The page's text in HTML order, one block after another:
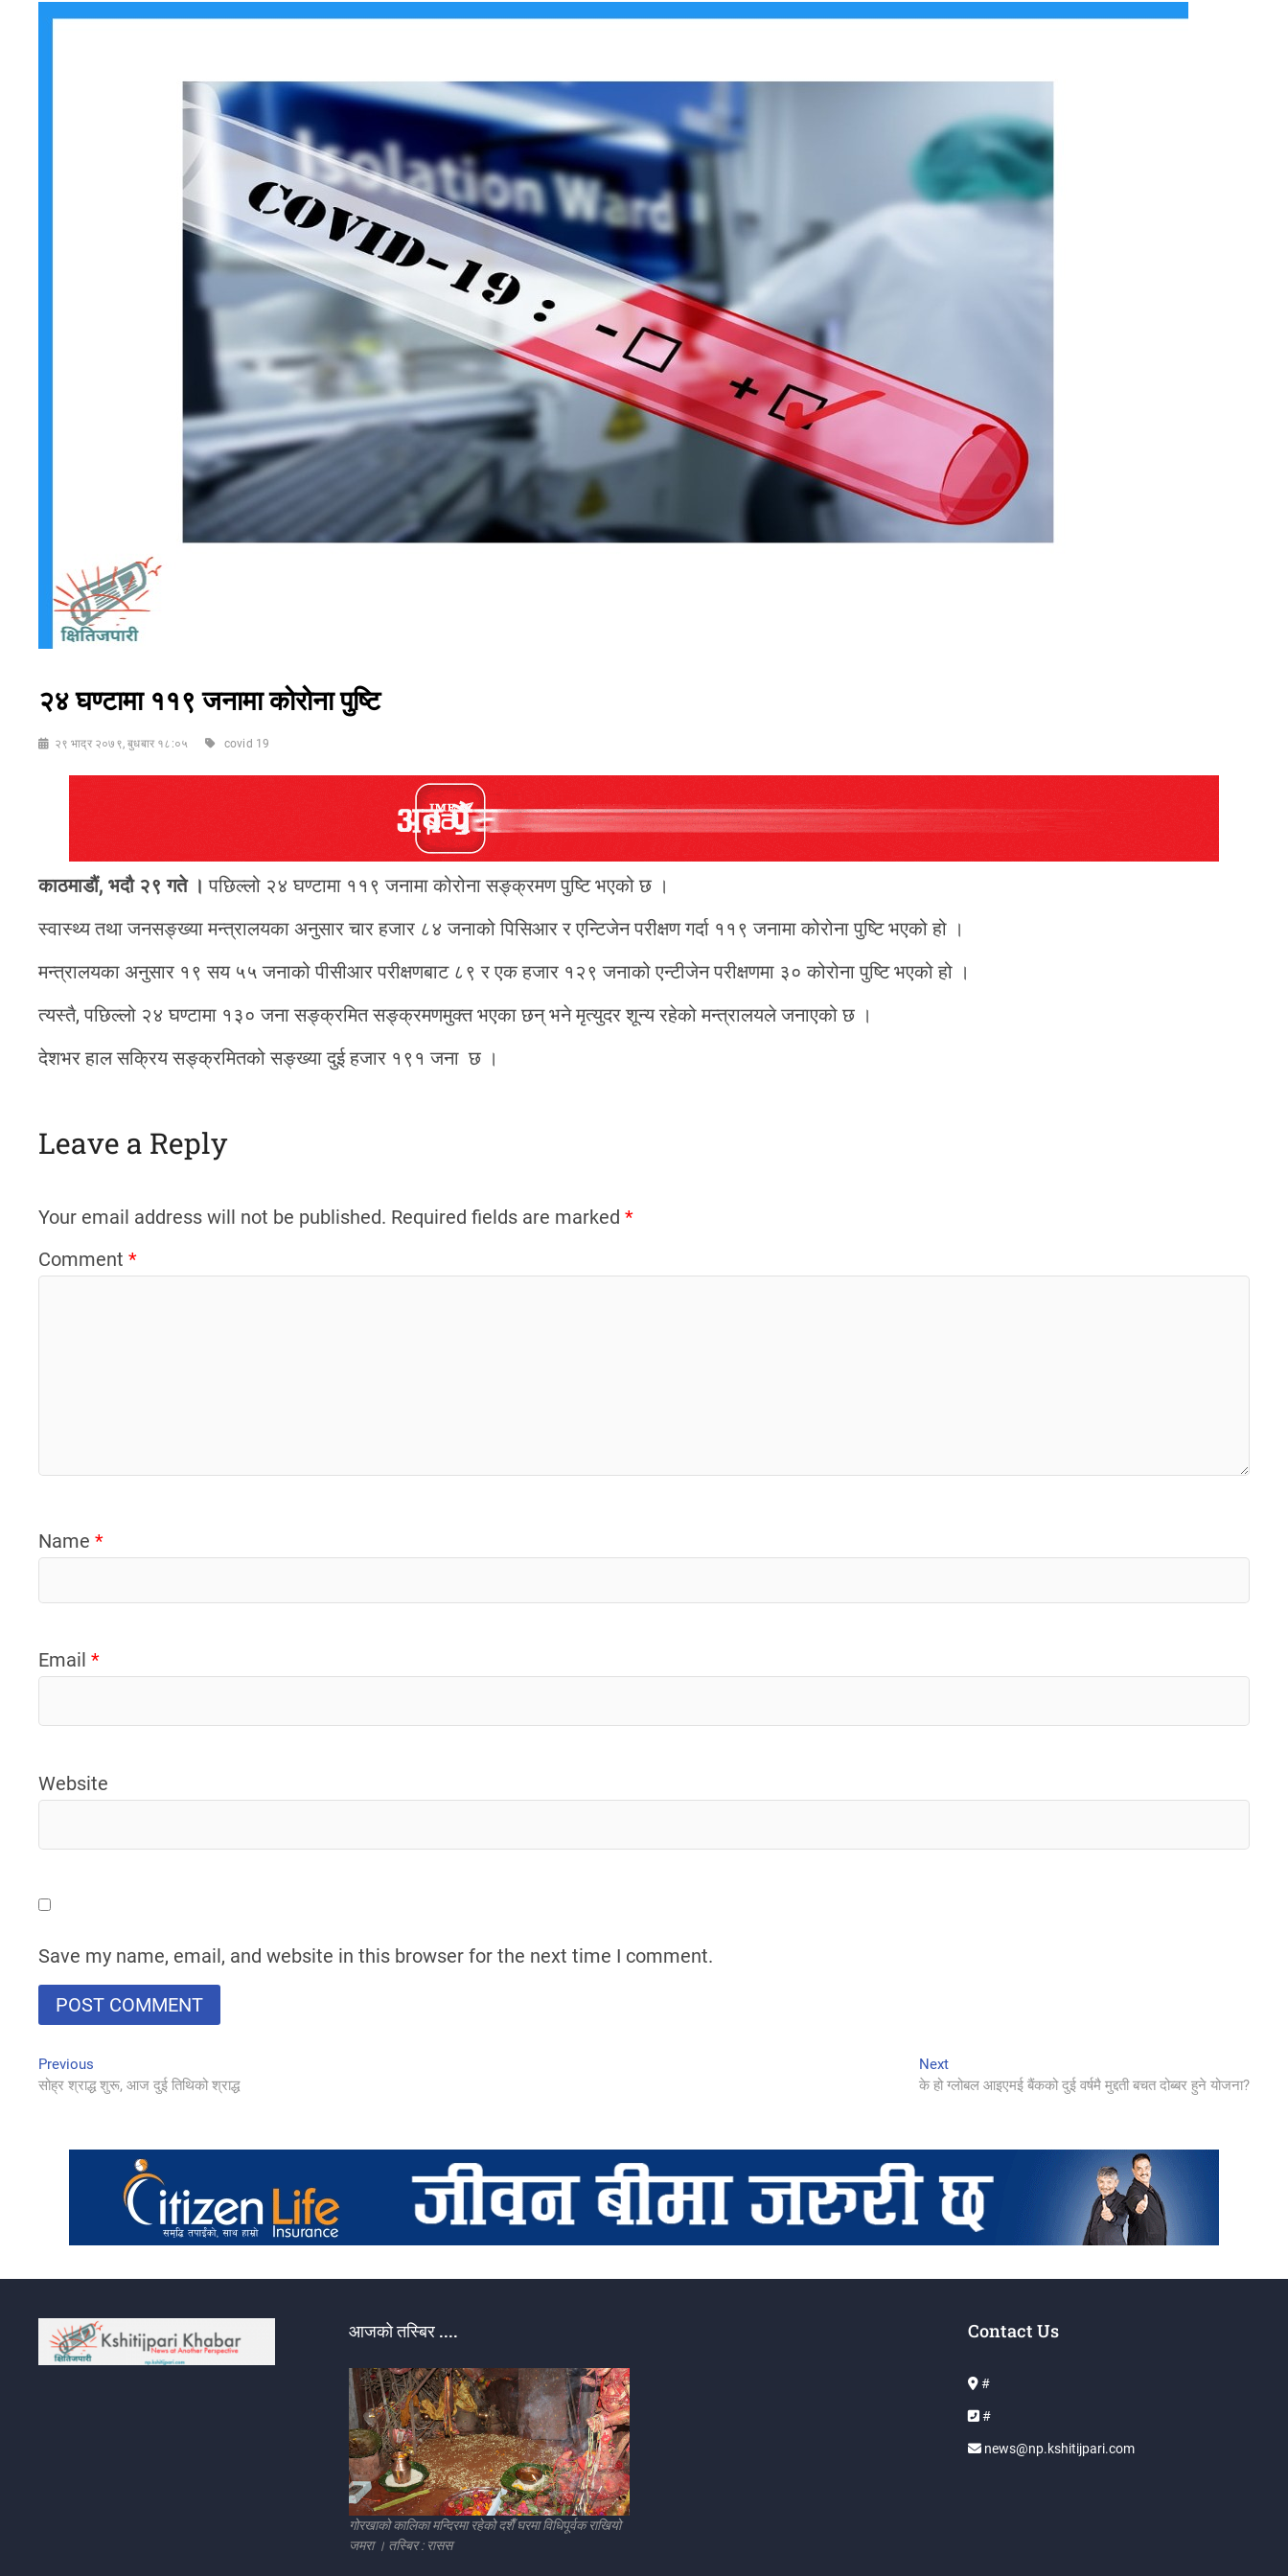
२४ घण्टामा ११९ जनामा कोरोना पुष्टि
२९ भाद्र २०७९, बुधबार १८:०५ covid 19
काठमाडौं, भदौ २९ गते ।पछिल्लो २४ घण्टामा ११९ जनामा कोरोना सङ्क्रमण पुष्टि भएको छ ।
स्वास्थ्य तथा जनसङ्ख्या मन्त्रालयका अनुसार चार हजार ८४ जनाको पिसिआर र एन्टिजेन परीक्षण गर्दा ११९ जनामा कोरोना पुष्टि भएको हो ।
मन्त्रालयका अनुसार १९ सय ५५ जनाको पीसीआर परीक्षणबाट ८९ र एक हजार १२९ जनाको एन्टीजेन परीक्षणमा ३० कोरोना पुष्टि भएको हो ।
त्यस्तै, पछिल्लो २४ घण्टामा १३० जना सङ्क्रमित सङ्क्रमणमुक्त भएका छन् भने मृत्युदर शून्य रहेको मन्त्रालयले जनाएको छ ।
देशभर हाल सक्रिय सङ्क्रमितको सङ्ख्या दुई हजार १९१ जना छ ।
Leave a Reply
Your email address will not be published. Required fields are marked*
Comment*
Name*
Email*
Website
Save my name, email, and website in this browser for the next time I comment.
Post
navigation
Previous
post:
सोह्र श्राद्ध शुरू, आज दुई तिथिको श्राद्ध
NextNext
post:
के हो ग्लोबल आइएमई बैंकको दुई वर्षमै मुद्दती बचत दोब्बर हुने योजना?
आजको तस्बिर ....
गोरखाको कालिका मन्दिरमा रहेको दशैँ घरमा विधिपूर्वक राखियो
जमरा । तस्बिर : रासस
Contact Us
#
#
news@np.kshitijpari.com